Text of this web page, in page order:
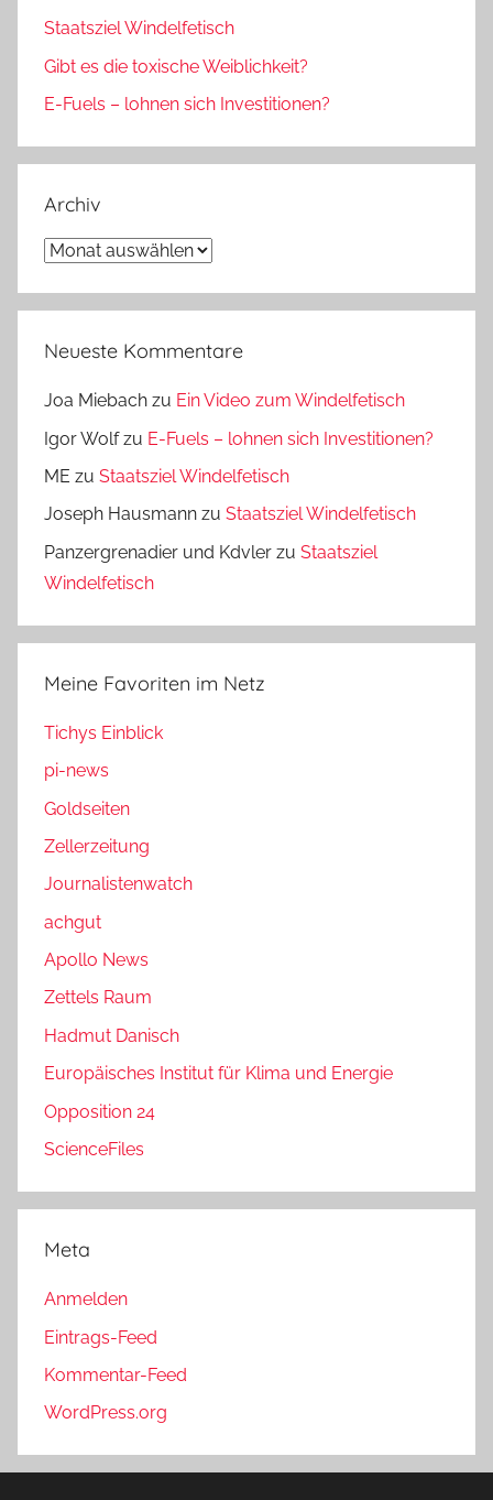
Staatsziel Windelfetisch
Gibt es die toxische Weiblichkeit?
E-Fuels – lohnen sich Investitionen?
Archiv
Archiv
Neueste Kommentare
Joa Miebach zu Ein Video zum Windelfetisch
Igor Wolfzu E-Fuels – lohnen sich Investitionen?
ME zu Staatsziel Windelfetisch
Joseph Hausmann zu Staatsziel Windelfetisch
Panzergrenadier und Kdvler zu Staatsziel
Windelfetisch
Meine Favoriten im Netz
Tichys Einblick
pi-news
Goldseiten
Zellerzeitung
Journalistenwatch
achgut
Apollo News
Zettels Raum
Hadmut Danisch
Europäisches Institut für Klima und Energie
Opposition 24
ScienceFiles
Meta
Anmelden
Eintrags-Feed
Kommentar-Feed
WordPress.org